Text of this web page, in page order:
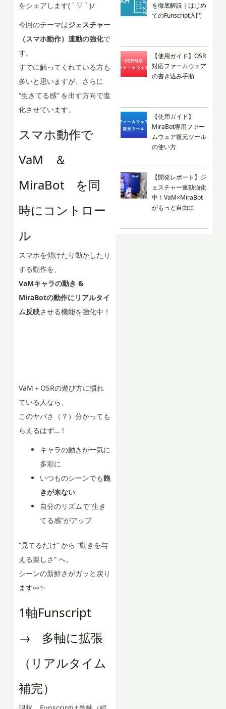
をシェアします( ´ ▽ ` )ﾉ
今回のテーマはジェスチャー
（スマホ動作）連動の強化で
す。
すでに触ってくれている方も
多いと思いますが、さらに
“生きてる感” を出す方向で進
化させています。
スマホ動作で
VaM ＆
MiraBot を同
時にコントロー
ル
スマホを傾けたり動かしたり
する動作を、
VaMキャラの動き &
MiraBotの動作にリアルタイ
ム反映させる機能を強化中！
VaM＋OSRの遊び方に慣れ
ている人なら、
このヤバさ（？）分かっても
らえるはず…！
キャラの動きが一気に
多彩に
いつものシーンでも飽
きが来ない
自分のリズムで“生き
てる感”がアップ
“見てるだけ” から “動きを与
える楽しさ” へ。
シーンの新鮮さがガッと戻り
ます👀✨
1軸Funscript
→ 多軸に拡張
（リアルタイム
補完）
を徹底解説｜はじめ
てのFunscript入門
【使用ガイド】OSR
対応ファームウェア
の書き込み手順
【使用ガイド】
MiraBot専用ファー
ムウェア復元ツール
の使い方
【開発レポート】ジ
ェスチャー連動強化
中！VaM×MiraBot
がもっと自由に